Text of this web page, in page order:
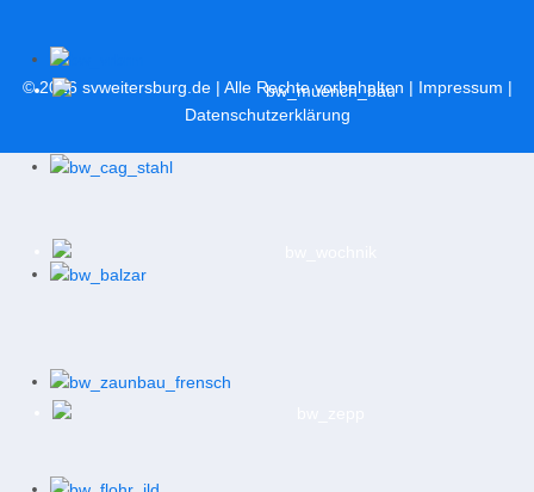
© 2026 svweitersburg.de| Alle Rechte vorbehalten | Impressum |
Datenschutzerklärung